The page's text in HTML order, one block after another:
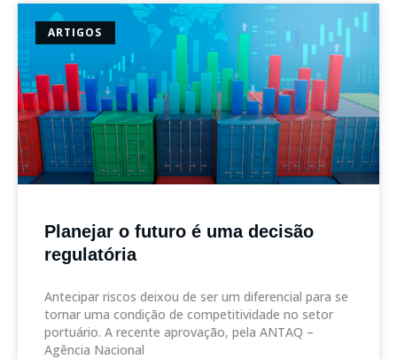
ARTIGOS
Planejar o futuro é uma decisão
regulatória
Antecipar riscos deixou de ser um diferencial para se
tornar uma condição de competitividade no setor
portuário. A recente aprovação, pela ANTAQ –
Agência Nacional